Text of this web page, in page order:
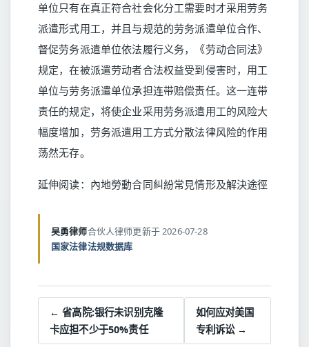
单位只有在真正符合社会化分工需要时才采用劳务
派遣形式用工，并且与规范的劳务派遣单位合作、
督促劳务派遣单位依法履行义务，《劳动合同法》
规定，在被派遣劳动者合法权益受到侵害时，用工
单位与劳务派遣单位承担连带赔偿责任。这一连带
责任的规定，将使企业采用劳务派遣用工的风险大
幅度增加，劳务派遣用工方式分散法律风险的作用
荡然无存。
延伸阅读： 內地勞動合同糾紛常見情形及解決途徑
吴勇律师合伙人律师更新于 2026-07-28
国家法律法规数据库
← 省高院:银行未识别克隆
卡应担不少于50%责任
如何应对美国
专利诉讼 →